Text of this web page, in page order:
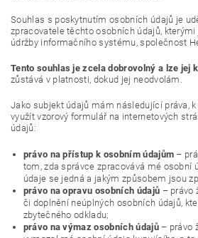
Souhlas s poskytnutím osobních údajů je
zpracovatele těchto osobních údajů,
údržby informačního systému, společnost
Tento souhlas je zcela dobrovolný a lze jej
zůstává v platnosti, dokud jej neodvolám.
Jako subjekt údajů mám následující práva,
využít vzorový formulář na internetových
údajů:
právo na přístup k osobním údajům –
tom, zda správce zpracovává mé osobní
údaje se jedná a jakým způsobem jsou
právo na opravu osobních údajů – právo
či doplnění neúplných osobních údajů,
zbytečného odkladu;
právo na výmaz osobních údajů– právo